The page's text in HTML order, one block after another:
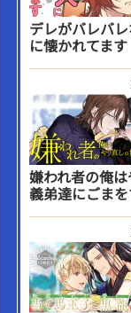
デレがバレバ
に懐かれてます
嫌われ者の俺
義弟達にごま